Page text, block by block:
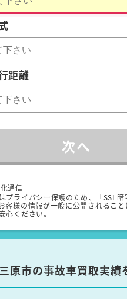
距離
次へ
通信
プライバシー保護のため、「SSL暗
客様の情報が一般に公開されるこ
心ください。
原市の事故車買取実績